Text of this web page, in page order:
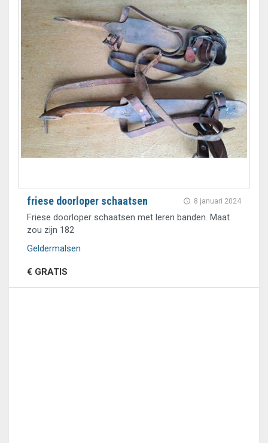
8 januari 2024
friese doorloper schaatsen
Friese doorloper schaatsen met leren banden. Maat
zou zijn 182
Geldermalsen
€ GRATIS